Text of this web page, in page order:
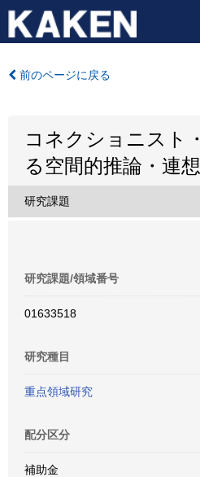
前のページに戻る
コネクショニスト
る空間的推論・連
研究課題
研究課題/領域番号
01633518
研究種目
重点領域研究
配分区分
補助金